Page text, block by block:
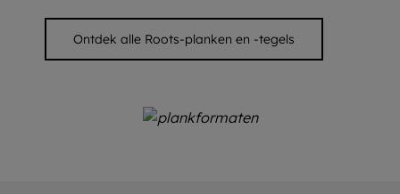
Ontdek alle Roots-planken en -tegels